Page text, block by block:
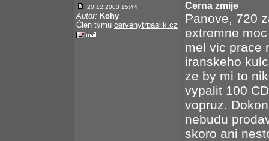
20.12.2003 15:44
Autor: Kohy
Člen týmu cervenytrpaslik.cz
Cerna zmije
Panove, 720
extremne
mel vic prace
iranskeho
ze by mi to
vypalit 100
vopruz.
nebudu
skoro ani